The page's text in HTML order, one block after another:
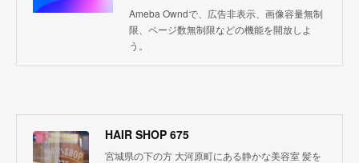
Ameba Owndで、広告非表示、画像容量無制
限、ページ数無制限などの機能を開放しよ
う。
HAIR SHOP 675
宮城県の下の方 大河原町にある静かな美容室 髪を